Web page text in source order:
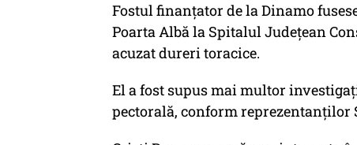
Fostul finanțator de la Dinamo
Poarta Albă la Spitalul Judeţean
acuzat dureri toracice.
El a fost supus mai multor
pectorală, conform reprezentanţilor